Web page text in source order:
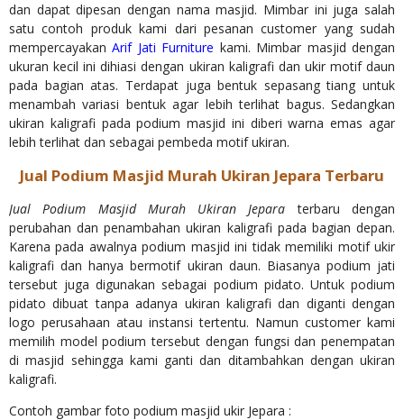
dan dapat dipesan dengan nama masjid. Mimbar ini juga salah
satu contoh produk kami dari pesanan customer yang sudah
mempercayakanArif Jati Furniture kami. Mimbar masjid dengan
ukuran kecil ini dihiasi dengan ukiran kaligrafi dan ukir motif daun
pada bagian atas. Terdapat juga bentuk sepasang tiang untuk
menambah variasi bentuk agar lebih terlihat bagus. Sedangkan
ukiran kaligrafi pada podium masjid ini diberi warna emas agar
lebih terlihat dan sebagai pembeda motif ukiran.
Jual Podium Masjid Murah Ukiran Jepara Terbaru
Jual Podium Masjid Murah Ukiran Jepara terbaru dengan
perubahan dan penambahan ukiran kaligrafi pada bagian depan.
Karena pada awalnya podium masjid ini tidak memiliki motif ukir
kaligrafi dan hanya bermotif ukiran daun. Biasanya podium jati
tersebut juga digunakan sebagai podium pidato. Untuk podium
pidato dibuat tanpa adanya ukiran kaligrafi dan diganti dengan
logo perusahaan atau instansi tertentu. Namun customer kami
memilih model podium tersebut dengan fungsi dan penempatan
di masjid sehingga kami ganti dan ditambahkan dengan ukiran
kaligrafi.
Contoh gambar foto podium masjid ukir Jepara :